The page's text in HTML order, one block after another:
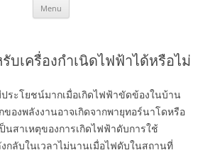
Menu
บเครื่องกำเนิดไฟฟ้าได้หรือไม่
ระโยชน์มากเมื่อเกิดไฟฟ้าขัดข้องในบ้าน
องพลังงานอาจเกิดจากพายุทอร์นาโดหรือ
นสาเหตุของการเกิดไฟฟ้าดับการใช้
กลับในเวลาไม่นานเมื่อไฟดับในสถานที่